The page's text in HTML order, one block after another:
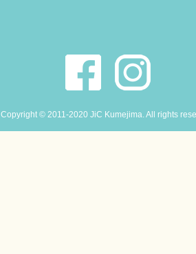
Copyright © 2011-2020 JiC Kumejima. All rights